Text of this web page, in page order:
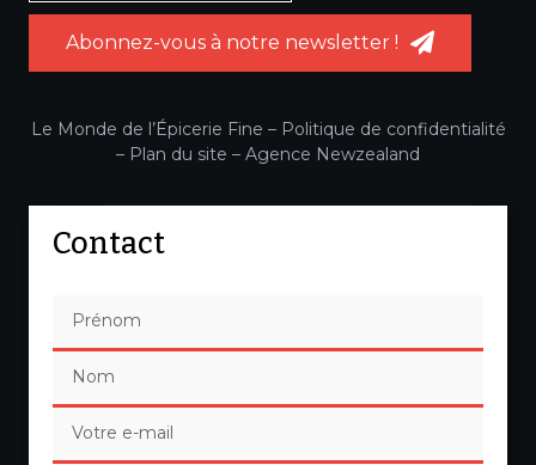
Abonnez-vous à notre newsletter !
Le Monde de l’Épicerie Fine – Politique de confidentialité
– Plan du site – Agence Newzealand
Contact